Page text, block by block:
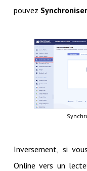
pouvez
Inversement, si
Online vers un